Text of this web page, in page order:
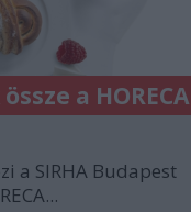
a HORECA
a SIRHA Budapest